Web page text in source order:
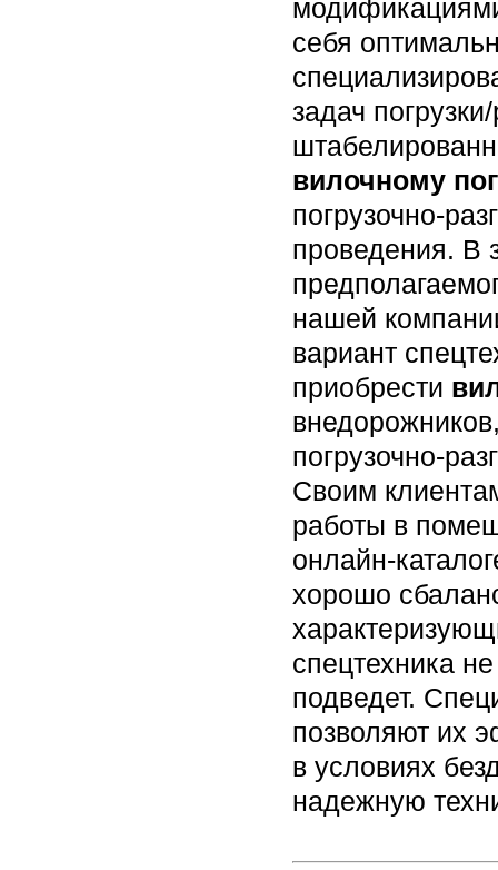
себя
задач
вилочному
погрузочно-
проведения. В
нашей
вариант
приобрести
погрузочно-
Своим
работы в
онлайн-
хорошо
спецтехника
подведет.
позволяют их
в условиях
надежную